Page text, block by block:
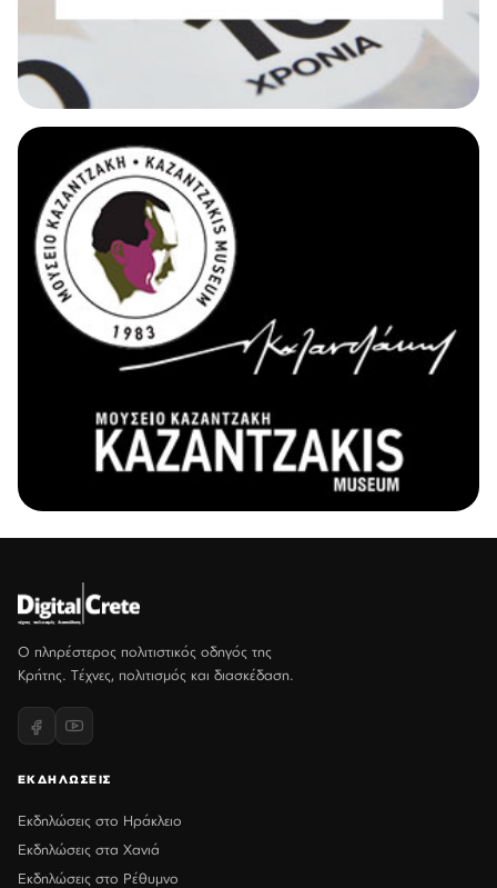
Ο πληρέστερος πολιτιστικός οδηγός της
Κρήτης. Τέχνες, πολιτισμός και διασκέδαση.
ΕΚΔΗΛΩΣΕΙΣ
Εκδηλώσεις στο Ηράκλειο
Εκδηλώσεις στα Χανιά
Εκδηλώσεις στο Ρέθυμνο